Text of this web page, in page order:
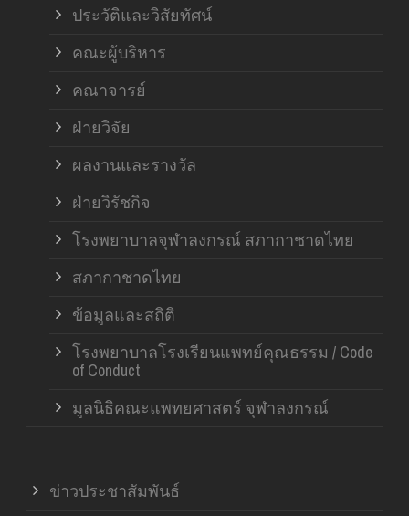
ประวัติและวิสัยทัศน์
คณะผู้บริหาร
คณาจารย์
ฝ่ายวิจัย
ผลงานและรางวัล
ฝ่ายวิรัชกิจ
โรงพยาบาลจุฬาลงกรณ์ สภากาชาดไทย
สภากาชาดไทย
ข้อมูลและสถิติ
โรงพยาบาลโรงเรียนแพทย์คุณธรรม / Code
of Conduct
มูลนิธิคณะแพทยศาสตร์ จุฬาลงกรณ์
ข่าวประชาสัมพันธ์